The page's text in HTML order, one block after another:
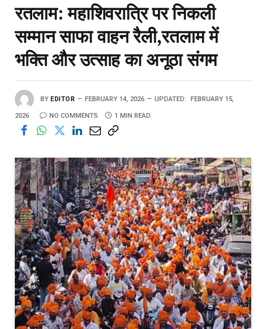
रतलाम: महाशिवरात्रि पर निकली
सम्मान साफा वाहन रैली,रतलाम में
भक्ति और उत्साह का अनूठा संगम
BY EDITOR FEBRUARY 14, 2026 UPDATED: FEBRUARY 15,
2026 NO COMMENTS 1 MIN READ